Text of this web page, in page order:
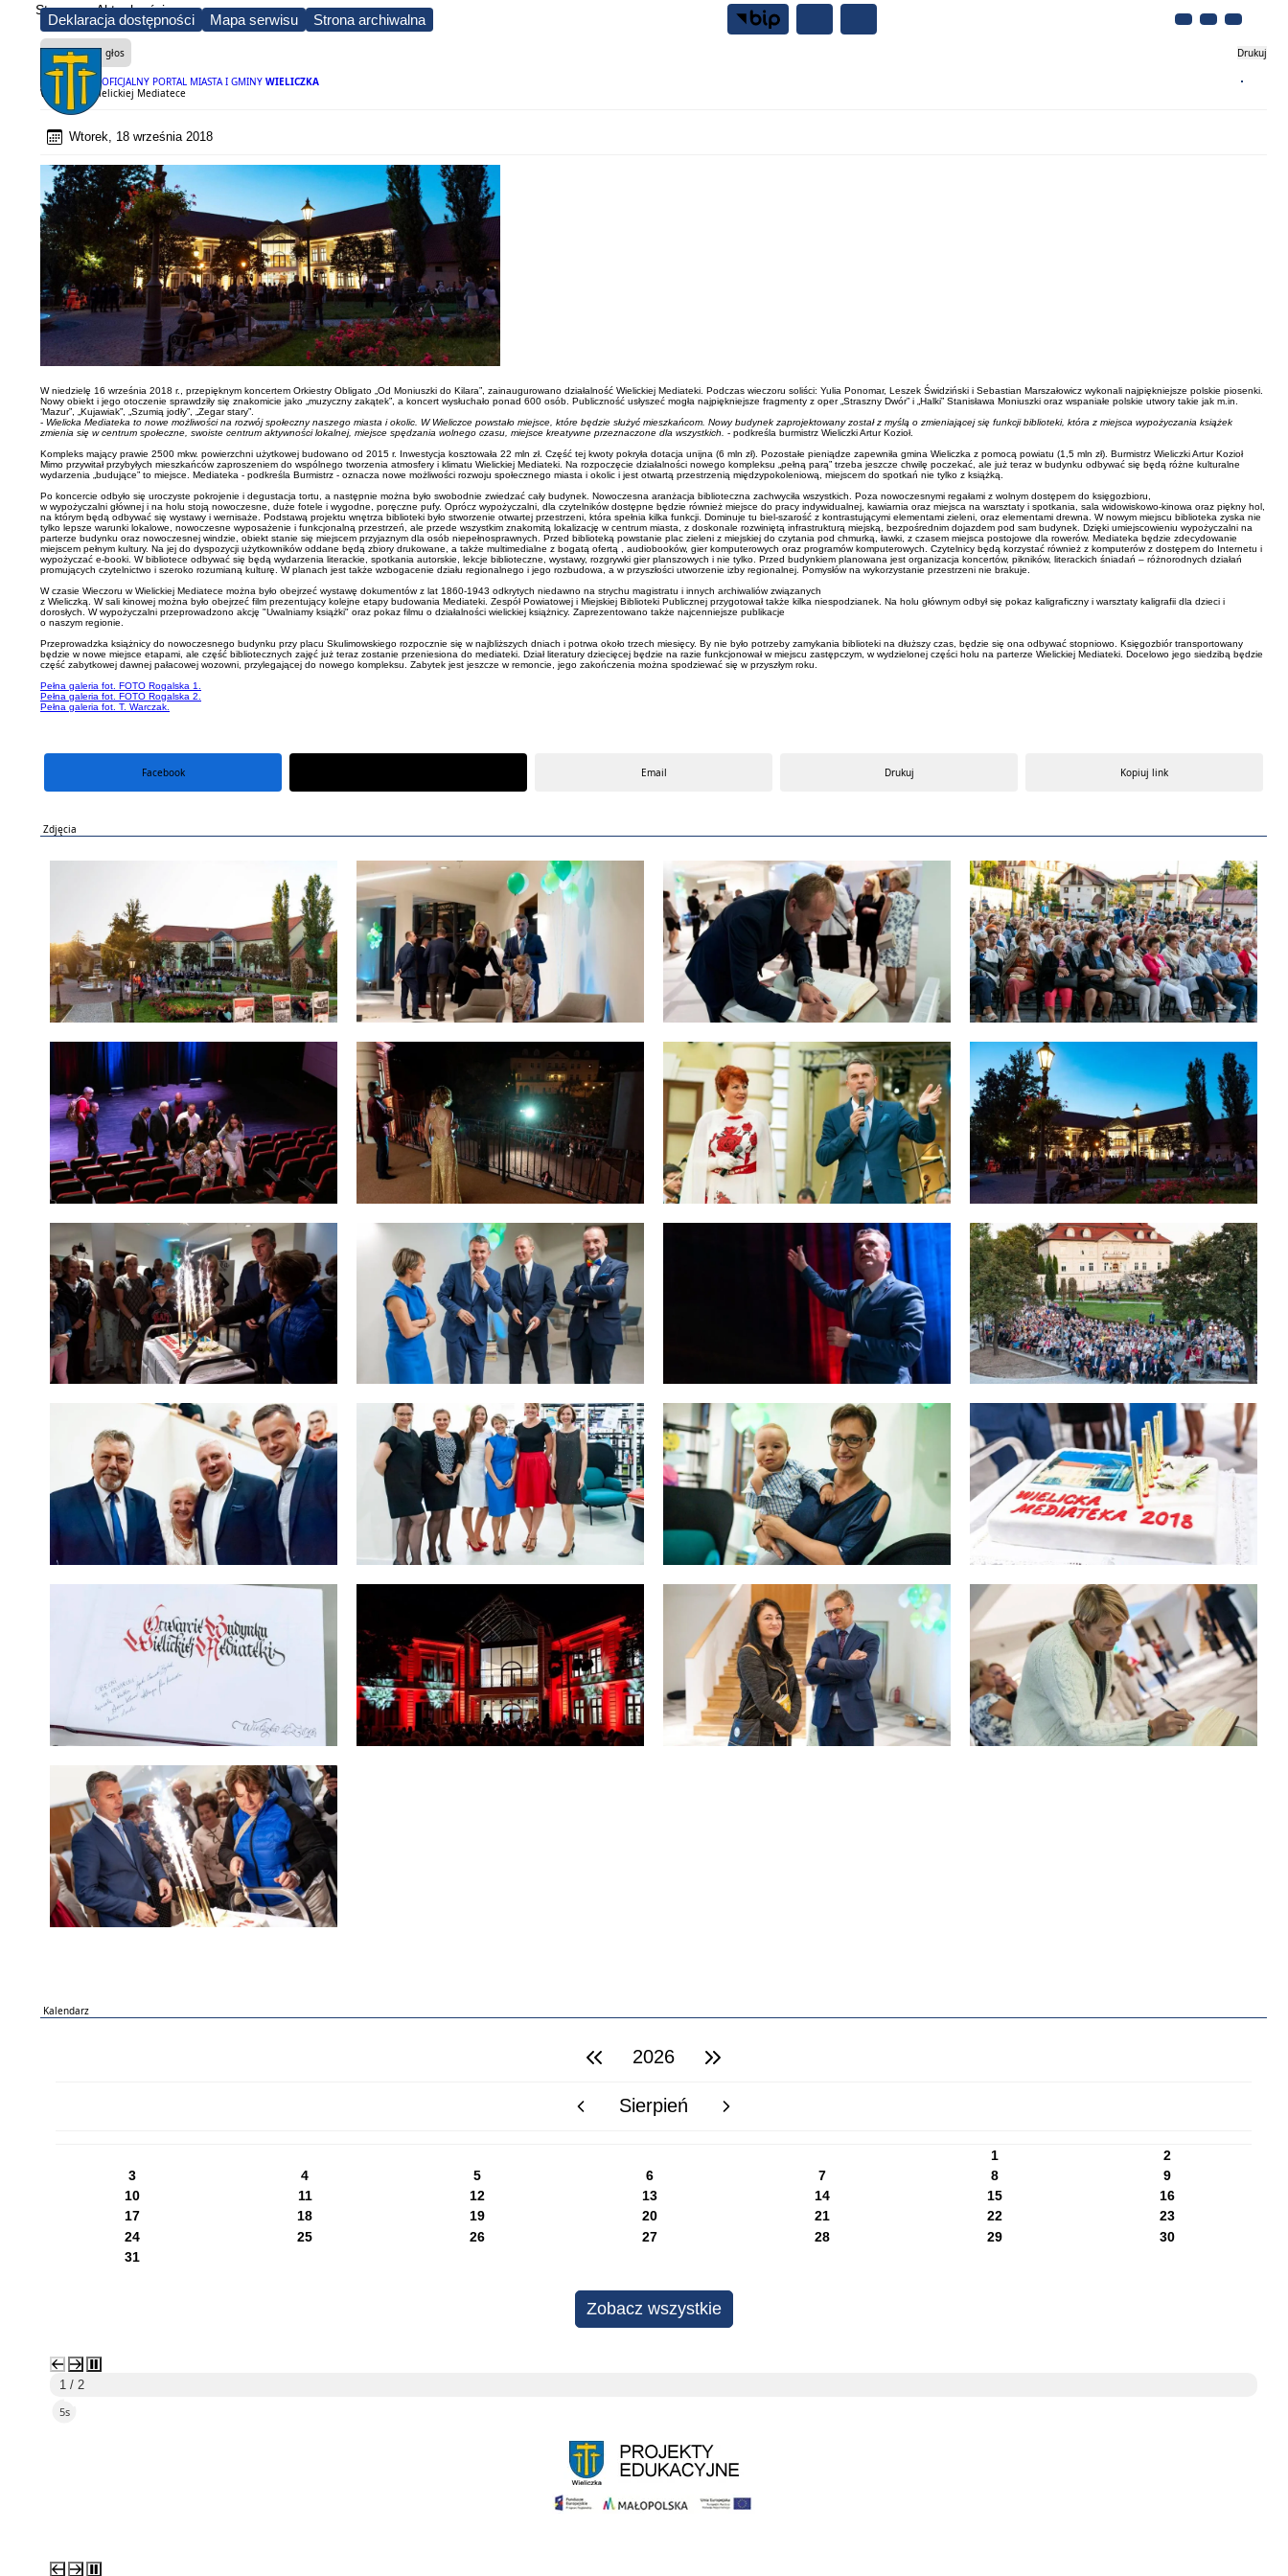
Deklaracja dostępności Mapa serwisu Strona archiwalna
OFICJALNY PORTAL MIASTA I GMINY WIELICZKA
Strona Aktualności
Czytaj na głos Drukuj
Wieczór w Wielickiej Mediatece
Wtorek, 18 września 2018
W niedzielę 16 września 2018 r., przepięknym koncertem Orkiestry Obligato „Od Moniuszki do Kilara”, zainaugurowano działalność Wielickiej Mediateki. Podczas wieczoru soliści: Yulia Ponomar, Leszek Świdziński i Sebastian Marszałowicz wykonali najpiękniejsze polskie piosenki.
Nowy obiekt i jego otoczenie sprawdziły się znakomicie jako „muzyczny zakątek”, a koncert wysłuchało ponad 600 osób. Publiczność usłyszeć mogła najpiękniejsze fragmenty z oper „Straszny Dwór” i „Halki” Stanisława Moniuszki oraz wspaniałe polskie utwory takie jak m.in.
‘Mazur”, „Kujawiak”, „Szumią jodły”, „Zegar stary”.
- Wielicka Mediateka to nowe możliwości na rozwój społeczny naszego miasta i okolic. W Wieliczce powstało miejsce, które będzie służyć mieszkańcom. Nowy budynek zaprojektowany został z myślą o zmieniającej się funkcji biblioteki, która z miejsca wypożyczania książek
zmienia się w centrum społeczne, swoiste centrum aktywności lokalnej, miejsce spędzania wolnego czasu, miejsce kreatywne przeznaczone dla wszystkich.
- podkreśla burmistrz Wieliczki Artur Kozioł.
Kompleks mający prawie 2500 mkw. powierzchni użytkowej budowano od 2015 r. Inwestycja kosztowała 22 mln zł. Część tej kwoty pokryła dotacja unijna (6 mln zł). Pozostałe pieniądze zapewniła gmina Wieliczka z pomocą powiatu (1,5 mln zł). Burmistrz Wieliczki Artur Kozioł
Mimo przywitał przybyłych mieszkańców zaproszeniem do wspólnego tworzenia atmosfery i klimatu Wielickiej Mediateki. Na rozpoczęcie działalności nowego kompleksu „pełną parą” trzeba jeszcze chwilę poczekać, ale już teraz w budynku odbywać się będą różne kulturalne
wydarzenia „budujące” to miejsce. Mediateka - podkreśla Burmistrz - oznacza nowe możliwości rozwoju społecznego miasta i okolic i jest otwartą przestrzenią międzypokoleniową, miejscem do spotkań nie tylko z książką.
Po koncercie odbyło się uroczyste pokrojenie i degustacja tortu, a następnie można było swobodnie zwiedzać cały budynek. Nowoczesna aranżacja biblioteczna zachwyciła wszystkich. Poza nowoczesnymi regałami z wolnym dostępem do księgozbioru,
w wypożyczalni głównej i na holu stoją nowoczesne, duże fotele i wygodne, poręczne pufy. Oprócz wypożyczalni, dla czytelników dostępne będzie również miejsce do pracy indywidualnej, kawiarnia oraz miejsca na warsztaty i spotkania, sala widowiskowo-kinowa oraz piękny hol,
na którym będą odbywać się wystawy i wernisaże. Podstawą projektu wnętrza biblioteki było stworzenie otwartej przestrzeni, która spełnia kilka funkcji. Dominuje tu biel-szarość z kontrastującymi elementami zieleni, oraz elementami drewna. W nowym miejscu biblioteka zyska nie
tylko lepsze warunki lokalowe, nowoczesne wyposażenie i funkcjonalną przestrzeń, ale przede wszystkim znakomitą lokalizację w centrum miasta, z doskonale rozwiniętą infrastrukturą miejską, bezpośrednim dojazdem pod sam budynek. Dzięki umiejscowieniu wypożyczalni na
parterze budynku oraz nowoczesnej windzie, obiekt stanie się miejscem przyjaznym dla osób niepełnosprawnych. Przed biblioteką powstanie plac zieleni z miejskiej do czytania pod chmurką, ławki, z czasem miejsca postojowe dla rowerów. Mediateka będzie zdecydowanie
miejscem pełnym kultury. Na jej do dyspozycji użytkowników oddane będą zbiory drukowane, a także multimedialne z bogatą ofertą , audiobooków, gier komputerowych oraz programów komputerowych. Czytelnicy będą korzystać również z komputerów z dostępem do Internetu i
wypożyczać e-booki. W bibliotece odbywać się będą wydarzenia literackie, spotkania autorskie, lekcje biblioteczne, wystawy, rozgrywki gier planszowych i nie tylko. Przed budynkiem planowana jest organizacja koncertów, pikników, literackich śniadań – różnorodnych działań
promujących czytelnictwo i szeroko rozumianą kulturę. W planach jest także wzbogacenie działu regionalnego i jego rozbudowa, a w przyszłości utworzenie izby regionalnej. Pomysłów na wykorzystanie przestrzeni nie brakuje.
W czasie Wieczoru w Wielickiej Mediatece można było obejrzeć wystawę dokumentów z lat 1860-1943 odkrytych niedawno na strychu magistratu i innych archiwaliów związanych
z Wieliczką. W sali kinowej można było obejrzeć film prezentujący kolejne etapy budowania Mediateki. Zespół Powiatowej i Miejskiej Biblioteki Publicznej przygotował także kilka niespodzianek. Na holu głównym odbył się pokaz kaligraficzny i warsztaty kaligrafii dla dzieci i
dorosłych. W wypożyczalni przeprowadzono akcję "Uwalniamy książki" oraz pokaz filmu o działalności wielickiej książnicy. Zaprezentowano także najcenniejsze publikacje
o naszym regionie.
Przeprowadzka książnicy do nowoczesnego budynku przy placu Skulimowskiego rozpocznie się w najbliższych dniach i potrwa około trzech miesięcy. By nie było potrzeby zamykania biblioteki na dłuższy czas, będzie się ona odbywać stopniowo. Księgozbiór transportowany
będzie w nowe miejsce etapami, ale część bibliotecznych zajęć już teraz zostanie przeniesiona do mediateki. Dział literatury dziecięcej będzie na razie funkcjonował w miejscu zastępczym, w wydzielonej części holu na parterze Wielickiej Mediateki. Docelowo jego siedzibą będzie
część zabytkowej dawnej pałacowej wozowni, przylegającej do nowego kompleksu. Zabytek jest jeszcze w remoncie, jego zakończenia można spodziewać się w przyszłym roku.
Pełna galeria fot. FOTO Rogalska 1.
Pełna galeria fot. FOTO Rogalska 2.
Pełna galeria fot. T. Warczak.
Facebook Email Drukuj Kopiuj link
Zdjęcia
Kalendarz
poprzedni rok2026 następny rok
poprzedni miesiącSierpień następny miesiąc
1
2
3
4 5 6 7 8
9
10
11 12 13 14 15
16
17
18 19 20 21 22
23
24
25 26 27 28 29
30
31
Zobacz wszystkie
1 / 2
2s